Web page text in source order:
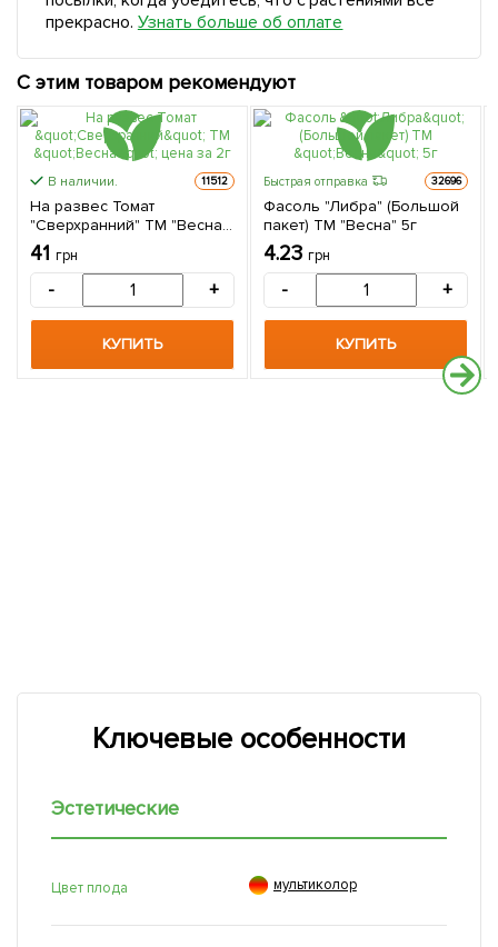
прекрасно. Узнать больше об оплате
С этим товаром рекомендуют
В наличии. 11512
На развес Томат
"Сверхранний" ТМ "Весна"
цена за 2г
41 грн
- +
КУПИТЬ
Быстрая отправка 32696
Фасоль "Либра" (Большой
пакет) ТМ "Весна" 5г
4.23 грн
- +
КУПИТЬ
Ключевые особенности
Эстетические
Цвет плода  мультиколор